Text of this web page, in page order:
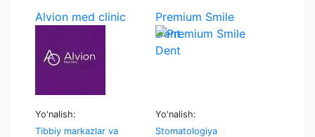
Alvion med clinic
Yo'nalish:
Tibbiy markazlar va
Premium Smile
Dent
Yo'nalish:
Stomatologiya